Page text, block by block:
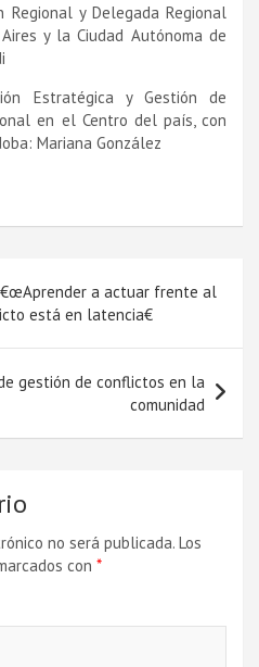
Regional y Delegada Regional
y la Ciudad Autónoma de
Estratégica y Gestión de
en el Centro del paí­s, con
Mariana González
a actuar frente al
está en latencia€
gestión de conflictos en la
comunidad
no será publicada. Los
con *